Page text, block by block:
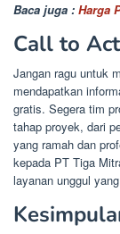
Baca juga : Harga
Call to
Jangan ragu untuk
mendapatkan
gratis. Segera tim
tahap proyek, dari
yang ramah dan
kepada PT Tiga
layanan unggul